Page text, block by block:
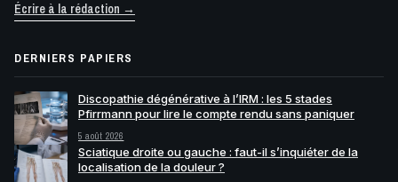
Écrire à la rédaction →
DERNIERS PAPIERS
Discopathie dégénérative à l’IRM : les 5 stades
Pfirrmann pour lire le compte rendu sans paniquer
5 août 2026
Sciatique droite ou gauche : faut-il s’inquiéter de la
localisation de la douleur ?